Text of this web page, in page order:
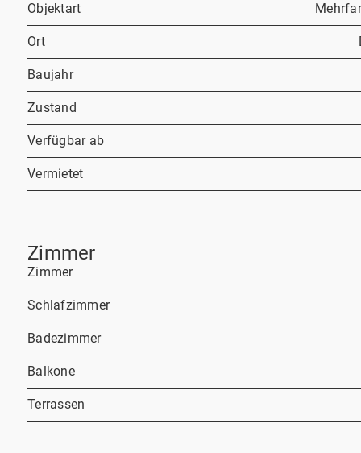
Objektart
Ort
Baujahr
Zustand
Verfügbar ab
Vermietet
Zimmer
Zimmer
Schlafzimmer
Badezimmer
Balkone
Terrassen